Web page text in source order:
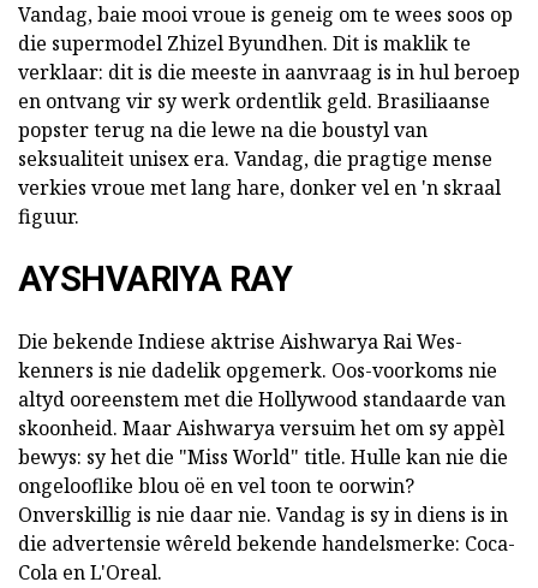
Vandag, baie mooi vroue is geneig om te wees soos op
die supermodel Zhizel Byundhen. Dit is maklik te
verklaar: dit is die meeste in aanvraag is in hul beroep
en ontvang vir sy werk ordentlik geld. Brasiliaanse
popster terug na die lewe na die boustyl van
seksualiteit unisex era. Vandag, die pragtige mense
verkies vroue met lang hare, donker vel en 'n skraal
figuur.
AYSHVARIYA RAY
Die bekende Indiese aktrise Aishwarya Rai Wes-
kenners is nie dadelik opgemerk. Oos-voorkoms nie
altyd ooreenstem met die Hollywood standaarde van
skoonheid. Maar Aishwarya versuim het om sy appèl
bewys: sy het die "Miss World" title. Hulle kan nie die
ongelooflike blou oë en vel toon te oorwin?
Onverskillig is nie daar nie. Vandag is sy in diens is in
die advertensie wêreld bekende handelsmerke: Coca-
Cola en L'Oreal.